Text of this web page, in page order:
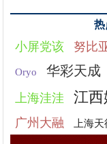
小屏党该 努比
Oryo 华彩天成
上海洼洼 江
广州大融
上海